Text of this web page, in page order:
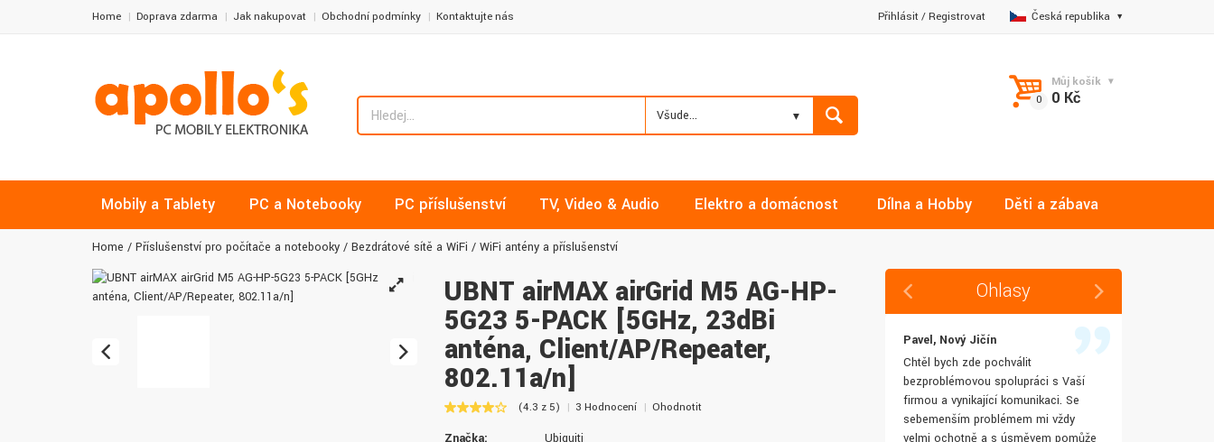
Home Doprava zdarma Jak nakupovat Obchodní podmínky Kontaktujte nás Česká republika
Přihlásit/Registrovat
Všude...
Můj košík
0 Kč
Mobily a Tablety PC a Notebooky PC příslušenství TV, Video & Audio Elektro a domácnost Dílna a Hobby Děti a zábava
Home Příslušenství pro počítače a notebooky Bezdrátové sítě a WiFi WiFi antény a příslušenství
UBNT airMAX airGrid M5 AG-HP-
5G23 5-PACK [5GHz, 23dBi
anténa, Client/AP/Repeater,
802.11a/n]
(4.3 z 5) 3 Hodnocení Ohodnotit
Značka:
Ubiquiti
Ohlasy
Milan, Mělník
Nakupoval jsem zde již několikrát a
vždy v pořádku. Vše skladem a za
normální ceny. Třešničkou na dortu je
David, Praha
Nalákali mě na nízké ceny a rychlost
jsem pro svou firmu začal využívat i IT
Pavel, Nový Jičín
Chtěl bych zde pochválit
bezproblémovou spolupráci s Vaší
firmou a vynikající komunikaci. Se
sebemenším problémem mi vždy
velmi ochotně a s úsměvem pomůže